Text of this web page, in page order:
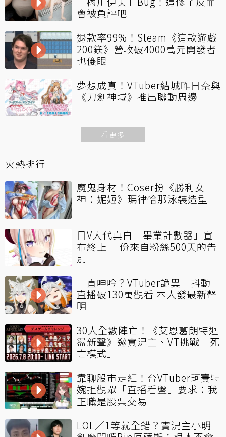
會被負評吧
退款率99%！Steam《這款遊戲
200鎂》營收破4000萬元開發者
也傻眼
夢想成真！VTuber結城昨日奈與
《刀劍神域》推出聯動周邊
看更多
火熱排行
魔鬼身材！Coser扮《勝利女
神：妮姬》瑪律恰那泳裝造型
日V大代真白「畢業計數器」宣
布終止 一份來自粉絲500天的告
別
一直呻吟？VTuber詭異「抖動」
直播破130萬觀看 本人發最新聲
明
30人全數陣亡！《艾恩葛朗特迴
盪新聲》邀實況主、VT挑戰「死
亡模式」
靠聊股市走紅！台VTuber珂賽特
婉拒觀眾「直播看盤」要求：我
正職是股票交易
LOL／1等就全錯？實況主小明